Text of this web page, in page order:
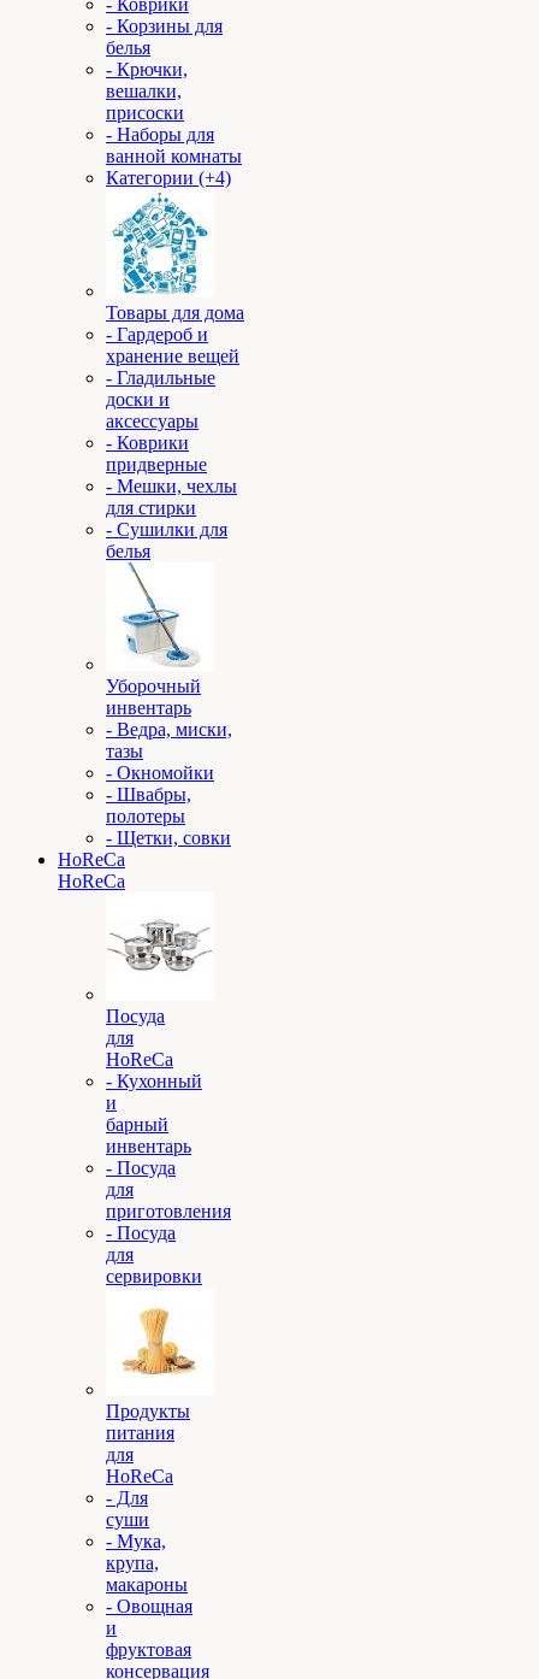
- Коврики
- Корзины для
белья
- Крючки,
вешалки,
присоски
- Наборы для
ванной комнаты
Категории (+4)
Товары для дома
- Гардероб и
хранение вещей
- Гладильные
доски и
аксессуары
- Коврики
придверные
- Мешки, чехлы
для стирки
- Сушилки для
белья
Уборочный
инвентарь
- Ведра, миски,
тазы
- Окномойки
- Швабры,
полотеры
- Щетки, совки
HoReCa
HoReCa
Посуда
для
HoReCa
- Кухонный
и
барный
инвентарь
- Посуда
для
приготовления
- Посуда
для
сервировки
Продукты
питания
для
HoReCa
- Для
суши
- Мука,
крупа,
макароны
- Овощная
и
фруктовая
консервация